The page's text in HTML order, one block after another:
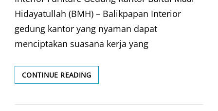
Hidayatullah (BMH) – Balikpapan Interior
gedung kantor yang nyaman dapat
menciptakan suasana kerja yang
CONTINUE READINGINTERIOR
GEDUNG